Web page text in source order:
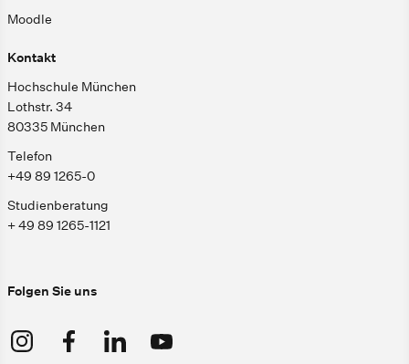
Moodle
Kontakt
Hochschule München
Lothstr. 34
80335 München
Telefon
+49 89 1265-0
Studienberatung
+ 49 89 1265-1121
Folgen Sie uns